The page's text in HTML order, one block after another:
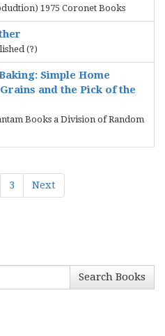
1975 Coronet Books
(?)
Simple Home
and the Pick of the
Books a Division of Random
3 Next
Search Books